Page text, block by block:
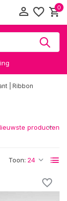
0
| Ribbon
Toon: